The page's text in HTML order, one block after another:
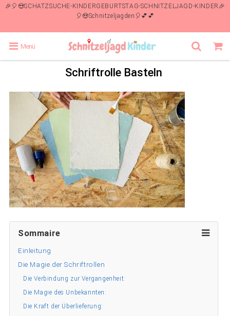
🎉🎈😍SCHATZSUCHE-KINDERGEBURTSTAG-SCHNITZELJAGD-KINDER🎉
🎈😍Schnitzeljagden🎈💕💕
Menü
Schriftrolle Basteln
Sommaire
Einleitung
Die Magie der Schriftrollen
Die Verbindung zur Vergangenheit:
Die Magie des Unbekannten:
Die Kraft der Überlieferung: